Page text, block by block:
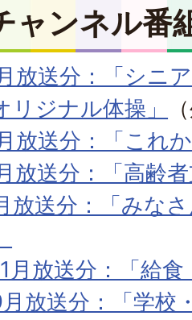
ャンネル番
放送分：「シニ
リジナル体操」
放送分：「これ
放送分：「高齢
放送分：「みな
月放送分：「給食
放送分：「学校